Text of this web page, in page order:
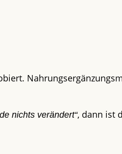
nichts verändert“, dann ist